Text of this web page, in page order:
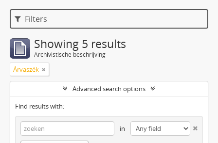
Filters
Showing 5 results
Archivistische beschrijving
Árvaszék
Advanced search options
Find results with:
in